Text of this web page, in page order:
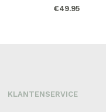
€49.95
KLANTENSERVICE